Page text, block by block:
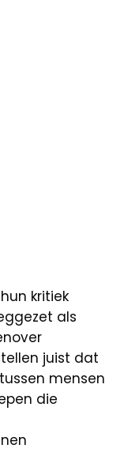
kritiek
als
juist dat
mensen
die